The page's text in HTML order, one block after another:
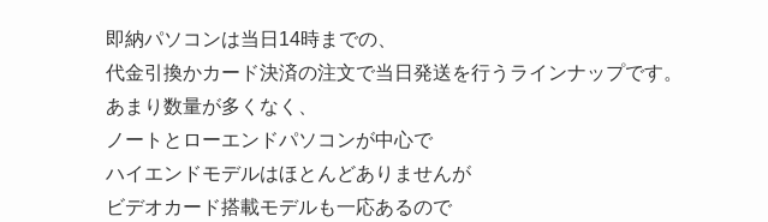
即納パソコンは当日14時までの、
代金引換かカード決済の注文で当日発送を行うラインナップです。
あまり数量が多くなく、
ノートとローエンドパソコンが中心で
ハイエンドモデルはほとんどありませんが
ビデオカード搭載モデルも一応あるので